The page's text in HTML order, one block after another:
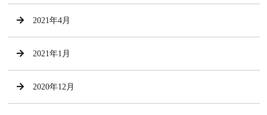
2021年4月
2021年1月
2020年12月